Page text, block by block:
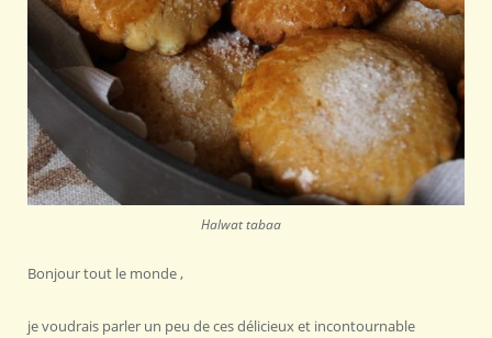
Halwat tabaa
Bonjour tout le monde ,
je voudrais parler un peu de ces délicieux et incontournable